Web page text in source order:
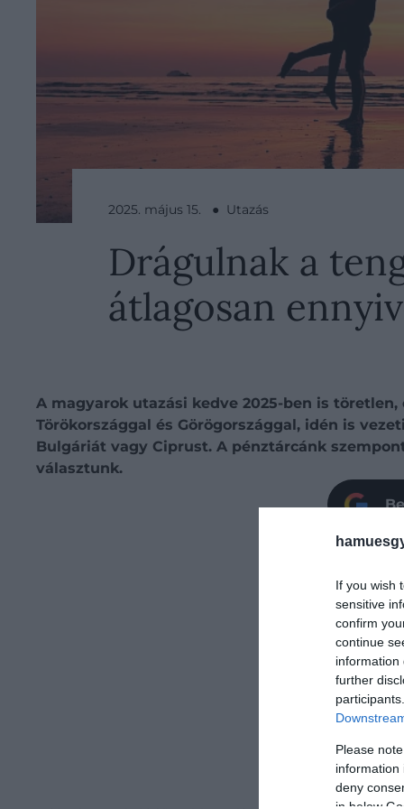
If you wish
sensitive
confirm
continue
information
further
Please
information
deny
in below
2025. május 15. ● Utazás
Drágulnak a
átlagosan
A magyarok utazási kedve 2025-ben is
Törökországgal és Görögországgal, idén is
Bulgáriát vagy Ciprust. A pénztárcánk
választunk.